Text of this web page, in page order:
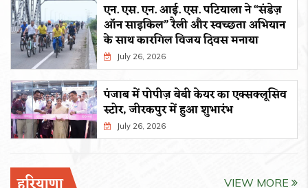
एन. एस. एन. आई. एस. पटियाला ने “संडेज़
ऑन साइकिल” रैली और स्वच्छता अभियान
के साथ कारगिल विजय दिवस मनाया
July 26, 2026
पंजाब में पोपीज़ बेबी केयर का एक्सक्लूसिव
स्टोर, जीरकपुर में हुआ शुभारंभ
July 26, 2026
VIEW MORE